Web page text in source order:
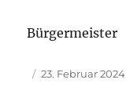
Bürgermeister
AutorVeröffentlicht
23. Februar 2024